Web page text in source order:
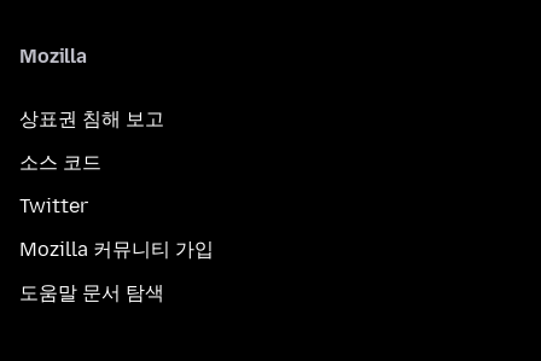
Mozilla
상표권 침해 보고
소스 코드
Twitter
Mozilla 커뮤니티 가입
도움말 문서 탐색